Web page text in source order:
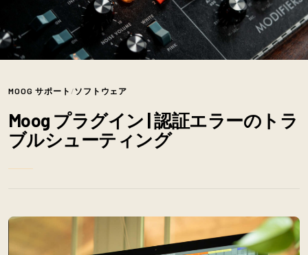
MOOG サポート /ソフトウェア
Moog プラグイン | 認証エラーのトラ
ブルシューティング